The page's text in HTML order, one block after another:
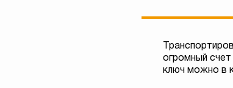
огромный
ключ можно в